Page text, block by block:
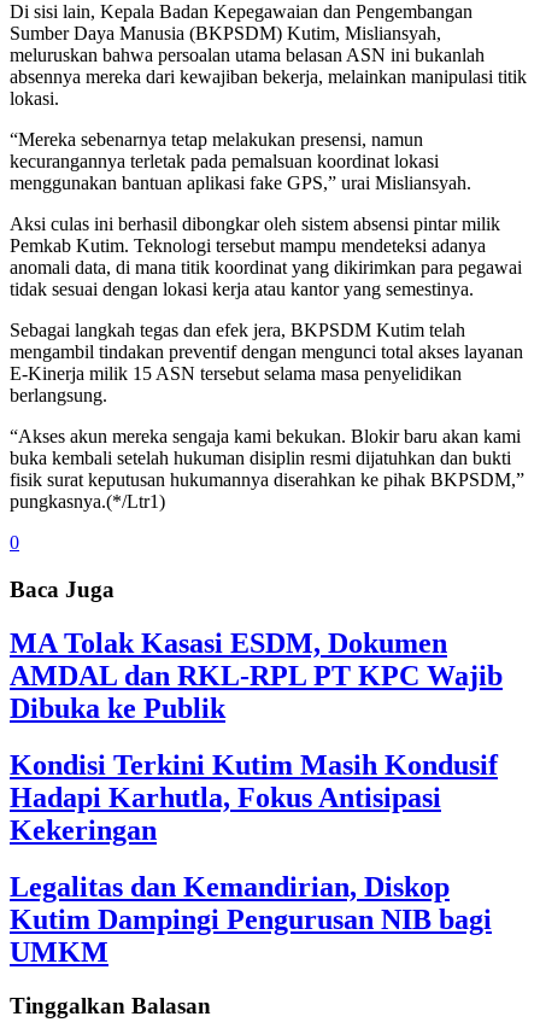
Di sisi lain, Kepala Badan Kepegawaian dan Pengembangan
Sumber Daya Manusia (BKPSDM) Kutim, Misliansyah,
meluruskan bahwa persoalan utama belasan ASN ini bukanlah
absennya mereka dari kewajiban bekerja, melainkan manipulasi titik
lokasi.
“Mereka sebenarnya tetap melakukan presensi, namun
kecurangannya terletak pada pemalsuan koordinat lokasi
menggunakan bantuan aplikasi fake GPS,” urai Misliansyah.
Aksi culas ini berhasil dibongkar oleh sistem absensi pintar milik
Pemkab Kutim. Teknologi tersebut mampu mendeteksi adanya
anomali data, di mana titik koordinat yang dikirimkan para pegawai
tidak sesuai dengan lokasi kerja atau kantor yang semestinya.
Sebagai langkah tegas dan efek jera, BKPSDM Kutim telah
mengambil tindakan preventif dengan mengunci total akses layanan
E-Kinerja milik 15 ASN tersebut selama masa penyelidikan
berlangsung.
“Akses akun mereka sengaja kami bekukan. Blokir baru akan kami
buka kembali setelah hukuman disiplin resmi dijatuhkan dan bukti
fisik surat keputusan hukumannya diserahkan ke pihak BKPSDM,”
pungkasnya.(*/Ltr1)
0
Baca Juga
MA Tolak Kasasi ESDM, Dokumen
AMDAL dan RKL-RPL PT KPC Wajib
Dibuka ke Publik
Kondisi Terkini Kutim Masih Kondusif
Hadapi Karhutla, Fokus Antisipasi
Kekeringan
Legalitas dan Kemandirian, Diskop
Kutim Dampingi Pengurusan NIB bagi
UMKM
Tinggalkan Balasan